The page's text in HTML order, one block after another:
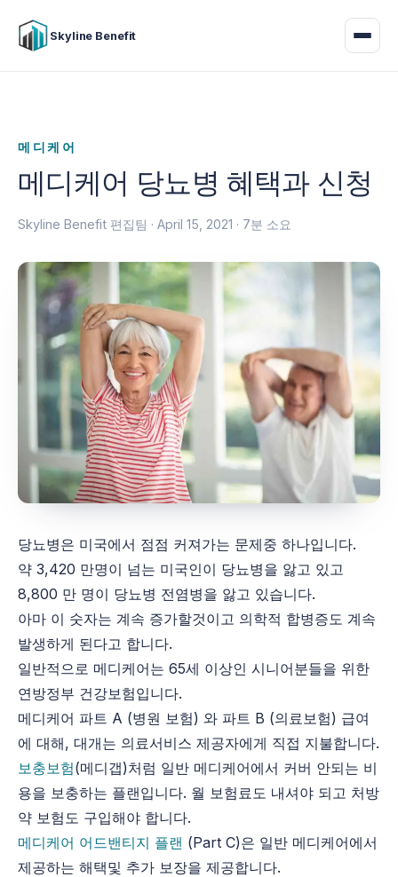
Skyline Benefit
메디케어
메디케어 당뇨병 혜택과 신청
Skyline Benefit 편집팀 ·April 15, 2021 · 7분 소요
당뇨병은 미국에서 점점 커져가는 문제중 하나입니다.
약 3,420 만명이 넘는 미국인이 당뇨병을 앓고 있고
8,800 만 명이 당뇨병 전염병을 앓고 있습니다.
아마 이 숫자는 계속 증가할것이고 의학적 합병증도 계속
발생하게 된다고 합니다.
일반적으로 메디케어는 65세 이상인 시니어분들을 위한
연방정부 건강보험입니다.
메디케어 파트 A (병원 보험) 와 파트 B (의료보험) 급여
에 대해, 대개는 의료서비스 제공자에게 직접 지불합니다.
보충보험(메디갭)처럼 일반 메디케어에서 커버 안되는 비
용을 보충하는 플랜입니다. 월 보험료도 내셔야 되고 처방
약 보험도 구입해야 합니다.
메디케어 어드밴티지 플랜 (Part C)은 일반 메디케어에서
제공하는 해택및 추가 보장을 제공합니다.